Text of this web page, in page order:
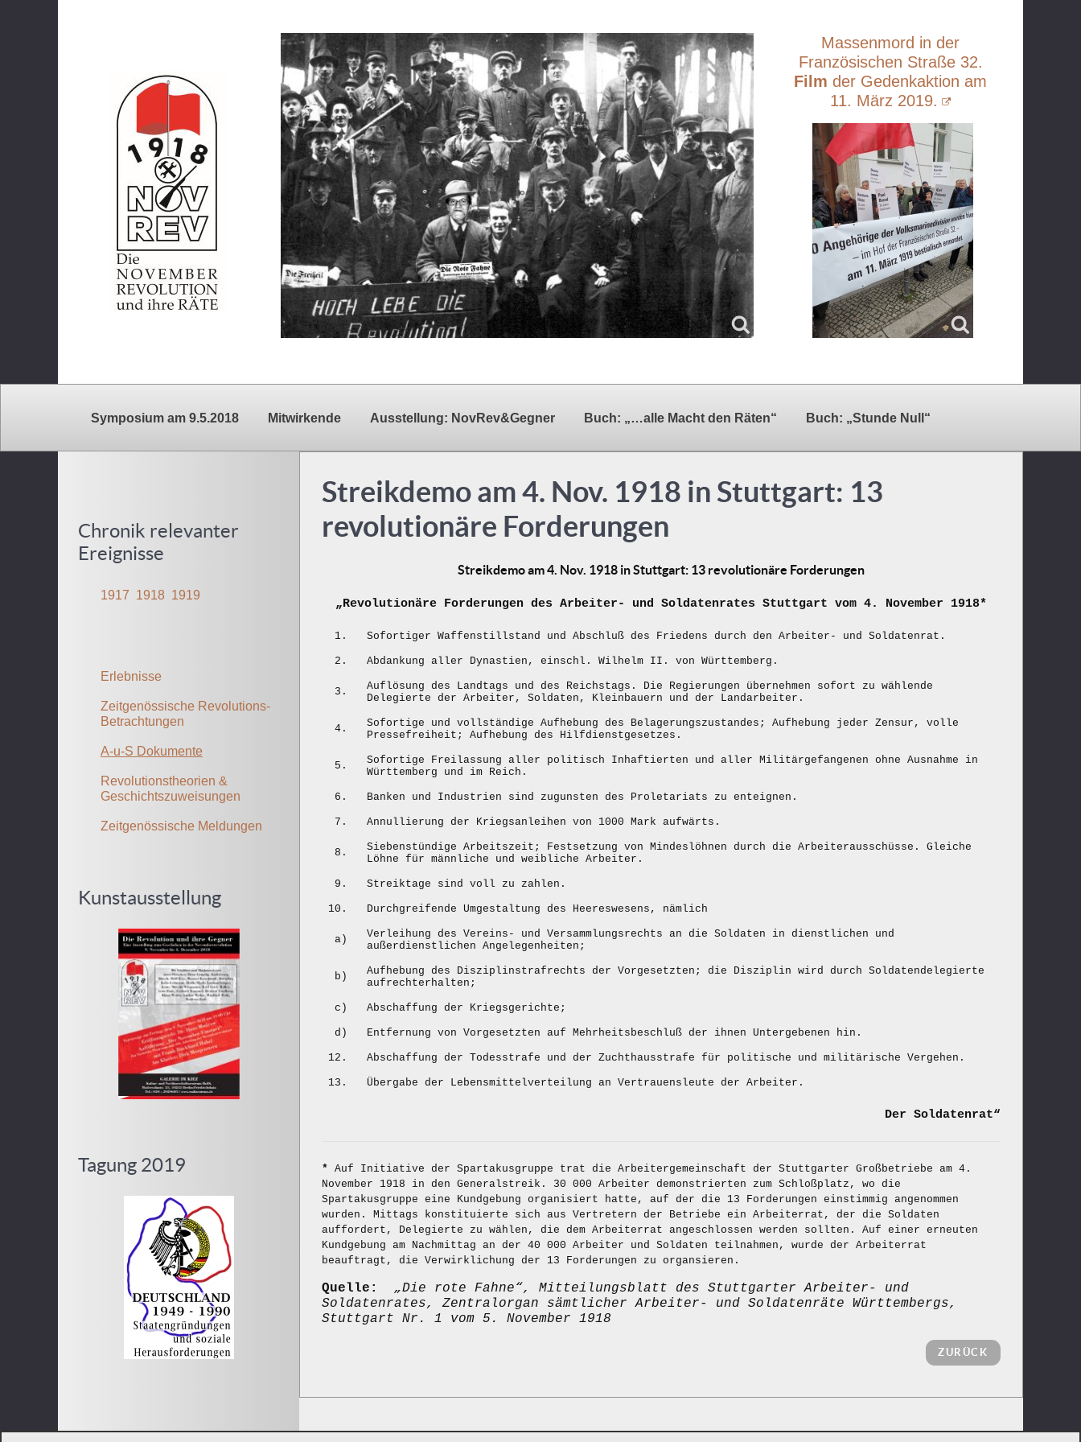
Massenmord in der
Französischen Straße 32.
Film der Gedenkaktion am
11. März 2019.
Symposium am 9.5.2018 Mitwirkende Ausstellung: NovRev&Gegner Buch: „…alle Macht den Räten“ Buch: „Stunde Null“
Chronik relevanter
Ereignisse
1917 1918 1919
Erlebnisse
Zeitgenössische Revolutions-
Betrachtungen
A-u-S Dokumente
Revolutionstheorien &
Geschichtszuweisungen
Zeitgenössische Meldungen
Kunstausstellung
Tagung 2019
Streikdemo am 4. Nov. 1918 in Stuttgart: 13
revolutionäre Forderungen
Streikdemo am 4. Nov. 1918 in Stuttgart: 13 revolutionäre Forderungen
„Revolutionäre Forderungen des Arbeiter- und Soldatenrates Stuttgart vom 4. November 1918*
1. Sofortiger Waffenstillstand und Abschluß des Friedens durch den Arbeiter- und Soldatenrat.
2. Abdankung aller Dynastien, einschl. Wilhelm II. von Württemberg.
3.
Auflösung des Landtags und des Reichstags. Die Regierungen übernehmen sofort zu wählende
Delegierte der Arbeiter, Soldaten, Kleinbauern und der Landarbeiter.
4.
Sofortige und vollständige Aufhebung des Belagerungszustandes; Aufhebung jeder Zensur, volle
Pressefreiheit; Aufhebung des Hilfdienstgesetzes.
5.
Sofortige Freilassung aller politisch Inhaftierten und aller Militärgefangenen ohne Ausnahme in
Württemberg und im Reich.
6. Banken und Industrien sind zugunsten des Proletariats zu enteignen.
7. Annullierung der Kriegsanleihen von 1000 Mark aufwärts.
8.
Siebenstündige Arbeitszeit; Festsetzung von Mindeslöhnen durch die Arbeiterausschüsse. Gleiche
Löhne für männliche und weibliche Arbeiter.
9. Streiktage sind voll zu zahlen.
10. Durchgreifende Umgestaltung des Heereswesens, nämlich
a)
Verleihung des Vereins- und Versammlungsrechts an die Soldaten in dienstlichen und
außerdienstlichen Angelegenheiten;
b)
Aufhebung des Disziplinstrafrechts der Vorgesetzten; die Disziplin wird durch Soldatendelegierte
aufrechterhalten;
c) Abschaffung der Kriegsgerichte;
d) Entfernung von Vorgesetzten auf Mehrheitsbeschluß der ihnen Untergebenen hin.
12. Abschaffung der Todesstrafe und der Zuchthausstrafe für politische und militärische Vergehen.
13. Übergabe der Lebensmittelverteilung an Vertrauensleute der Arbeiter.
Der Soldatenrat“
* Auf Initiative der Spartakusgruppe trat die Arbeitergemeinschaft der Stuttgarter Großbetriebe am 4.
November 1918 in den Generalstreik. 30 000 Arbeiter demonstrierten zum Schloßplatz, wo die
Spartakusgruppe eine Kundgebung organisiert hatte, auf der die 13 Forderungen einstimmig angenommen
wurden. Mittags konstituierte sich aus Vertretern der Betriebe ein Arbeiterrat, der die Soldaten
auffordert, Delegierte zu wählen, die dem Arbeiterrat angeschlossen werden sollten. Auf einer erneuten
Kundgebung am Nachmittag an der 40 000 Arbeiter und Soldaten teilnahmen, wurde der Arbeiterrat
beauftragt, die Verwirklichung der 13 Forderungen zu organsieren.
Quelle: „Die rote Fahne“, Mitteilungsblatt des Stuttgarter Arbeiter- und
Soldatenrates, Zentralorgan sämtlicher Arbeiter- und Soldatenräte Württembergs,
Stuttgart Nr. 1 vom 5. November 1918
ZURÜCK